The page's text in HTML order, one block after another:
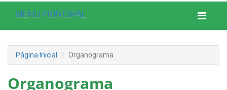
MENU PRINCIPAL
Página Inicial Organograma
Organograma